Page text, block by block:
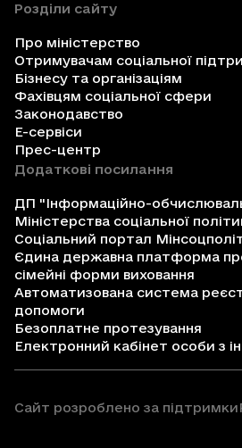
Розділи сайту
Про міністерство
Отримувачам соціальної
Бізнесу та організаціям
Фахівцям соціальної сфери
Законодавство
Е-сервіси
Прес-центр
Додаткові посилання
ДП "Інформаційно-
Міністерства соціальної
Соціальний портал
Єдина державна платформа
сімейні форми виховання
Автоматизована система
допомоги
Безоплатне протезування
Електронний кабінет особи з
Сайт розроблено за підтримки